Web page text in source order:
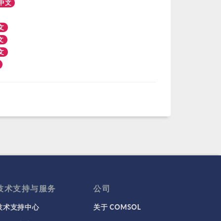
文
术支持与服务
术支持中心
公司
关于 COMSOL